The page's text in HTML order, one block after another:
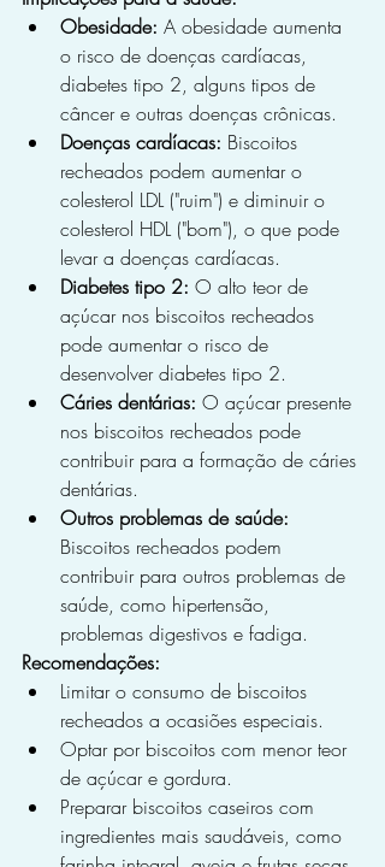
Obesidade: A obesidade aumenta
o risco de doenças cardíacas,
diabetes tipo 2, alguns tipos de
câncer e outras doenças crônicas.
Doenças cardíacas: Biscoitos
recheados podem aumentar o
colesterol LDL ("ruim") e diminuir o
colesterol HDL ("bom"), o que pode
levar a doenças cardíacas.
Diabetes tipo 2: O alto teor de
açúcar nos biscoitos recheados
pode aumentar o risco de
desenvolver diabetes tipo 2.
Cáries dentárias: O açúcar presente
nos biscoitos recheados pode
contribuir para a formação de cáries
dentárias.
Outros problemas de saúde:
Biscoitos recheados podem
contribuir para outros problemas de
saúde, como hipertensão,
problemas digestivos e fadiga.
Recomendações:
Limitar o consumo de biscoitos
recheados a ocasiões especiais.
Optar por biscoitos com menor teor
de açúcar e gordura.
Preparar biscoitos caseiros com
ingredientes mais saudáveis, como